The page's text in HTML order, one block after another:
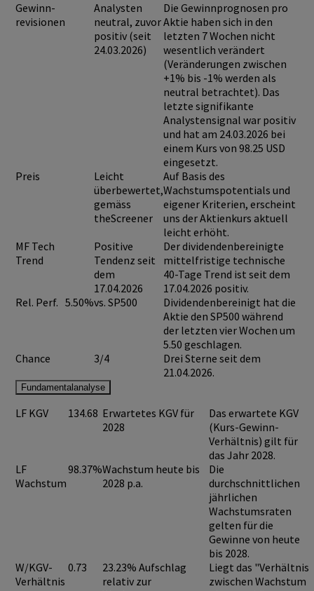
Gewinn-
revisionen
Analysten
neutral, zuvor
positiv (seit
24.03.2026)
Die Gewinnprognosen pro
Aktie haben sich in den
letzten 7 Wochen nicht
wesentlich verändert
(Veränderungen zwischen
+1% bis -1% werden als
neutral betrachtet). Das
letzte signifikante
Analystensignal war positiv
und hat am 24.03.2026 bei
einem Kurs von 98.25 USD
eingesetzt.
Preis
Leicht
überbewertet,
gemäss
theScreener
Auf Basis des
Wachstumspotentials und
eigener Kriterien, erscheint
uns der Aktienkurs aktuell
leicht erhöht.
MF Tech
Trend
Positive
Tendenz seit
dem
17.04.2026
Der dividendenbereinigte
mittelfristige technische
40-Tage Trend ist seit dem
17.04.2026 positiv.
Rel. Perf. 5.50%vs. SP500
Dividendenbereinigt hat die
Aktie den SP500 während
der letzten vier Wochen um
5.50 geschlagen.
Chance
3/4
Drei Sterne seit dem
21.04.2026.
Fundamentalanalyse
LF KGV 134.68 Erwartetes KGV für
2028
Das erwartete KGV
(Kurs-Gewinn-
Verhältnis) gilt für
das Jahr 2028.
LF
Wachstum
98.37%Wachstum heute bis
2028 p.a.
Die
durchschnittlichen
jährlichen
Wachstumsraten
gelten für die
Gewinne von heute
bis 2028.
W/KGV-
Verhältnis
0.73
23.23% Aufschlag
relativ zur
Liegt das "Verhältnis
zwischen Wachstum